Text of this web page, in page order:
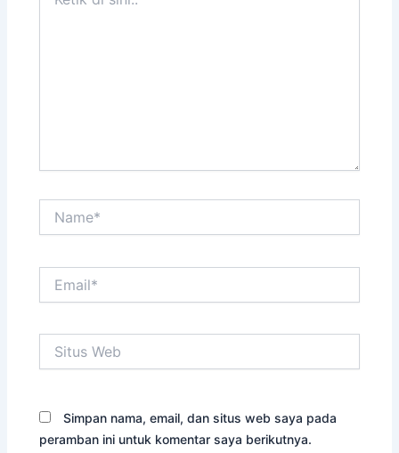
Web
Simpan nama, email, dan situs web saya pada
peramban ini untuk komentar saya berikutnya.